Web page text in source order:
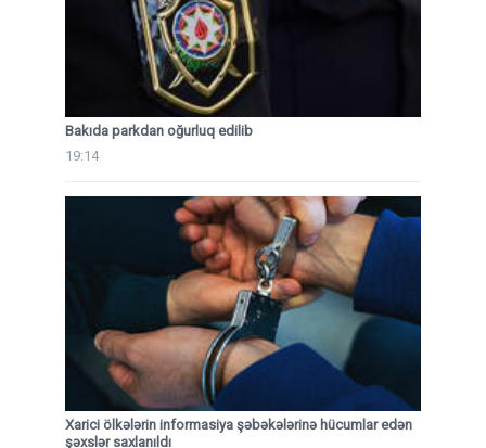
Bakıda parkdan oğurluq edilib
19:14
Xarici ölkələrin informasiya şəbəkələrinə hücumlar edən
şəxslər saxlanıldı